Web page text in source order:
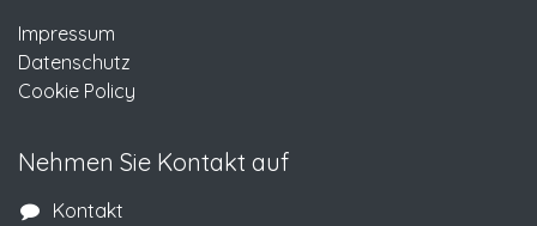
Impressum
Datenschutz
Cookie Policy
Nehmen Sie Kontakt auf
Kontakt